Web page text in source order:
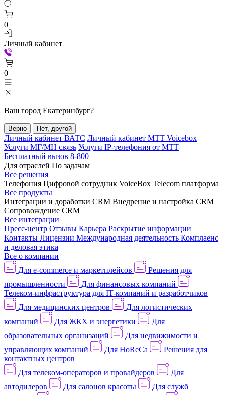
0
Личный кабинет
0
Ваш город Екатеринбург?
Верно Нет, другой
Личный кабинет ВАТС Личный кабинет МТТ Voicebox
Услуги МГ/МН связь Услуги IP-телефония от МТТ
Бесплатный вызов 8-800
Для отраслей По задачам
Все решения
Телефония Цифровой сотрудник VoiceBox Telecom платформа
Все продукты
Интеграции и доработки CRM Внедрение и настройка CRM
Сопровождение CRM
Все интеграции
Пресс-центр Отзывы Карьера Раскрытие информации
Контакты Лицензии Международная деятельность Комплаенс
и деловая этика
Все о компании
Для e-commerce и маркетплейсов
Решения для
промышленности
Для финансовых компаний
Телеком-инфраструктура для IT-компаний и разработчиков
Для медицинских центров
Для логистических
компаний
Для ЖКХ и энергетики
Для
образовательных организаций
Для недвижимости и
управляющих компаний
Для HoReCa
Решения для
контактных центров
Для телеком-операторов и провайдеров
Для
автодилеров
Для салонов красоты
Для служб